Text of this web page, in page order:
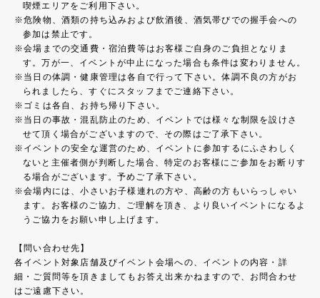
喫煙エリアをご利用下さい。
危険物、酒類の持ち込みおよび飲酒後、酒気帯びでの握手会への
参加は禁止です。
会場までの交通費・宿泊費等はお客様ご自身のご負担となりま
す。万が一、イベントが中止になった場合も条件は変わりません。
当日の体調・健康管理は各自で行って下さい。体調不良の方がお
られましたら、すぐにスタッフまでご連絡下さい。
ゴミは各自、お持ち帰り下さい。
当日の事故・混乱防止のため、イベントでは様々な制限を設けさ
せて頂く場合がございますので、その際はご了承下さい。
イベントの安全な運営のため、イベントに参加するにふさわしく
ないと主催者側が判断した場合、特定のお客様にご参加をお断りす
る場合がございます。予めご了承下さい。
会場内には、小さいお子様連れの方や、高齢の方もいらっしゃい
ます。お客様のご協力、ご理解を頂き、より良いイベントになるよ
うご協力をお願い申し上げます。
【問い合わせ先】
各イベント対象店舗及びイベント会場への、イベントの内容・詳
細・ご質問等を頂きましてもお答え出来かねますので、お問合わせ
はご遠慮下さい。